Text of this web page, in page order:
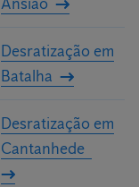
Desratização em
Batalha
Desratização em
Cantanhede